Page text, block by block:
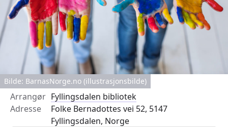
Bilde: BarnasNorge.no (illustrasjonsbilde)
Arrangør Fyllingsdalen bibliotek
Adresse
Folke Bernadottes vei 52, 5147
Fyllingsdalen, Norge